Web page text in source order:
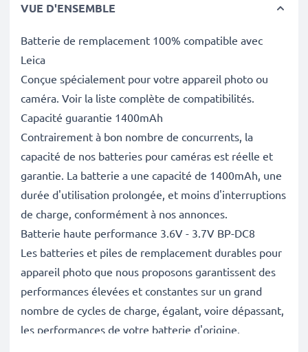
VUE D'ENSEMBLE
Batterie de remplacement 100% compatible avec
Leica
Conçue spécialement pour votre appareil photo ou
caméra. Voir la liste complète de compatibilités.
Capacité guarantie 1400mAh
Contrairement à bon nombre de concurrents, la
capacité de nos batteries pour caméras est réelle et
garantie. La batterie a une capacité de 1400mAh, une
durée d'utilisation prolongée, et moins d'interruptions
de charge, conformément à nos annonces.
Batterie haute performance 3.6V - 3.7V BP-DC8
Les batteries et piles de remplacement durables pour
appareil photo que nous proposons garantissent des
performances élevées et constantes sur un grand
nombre de cycles de charge, égalant, voire dépassant,
les performances de votre batterie d'origine.